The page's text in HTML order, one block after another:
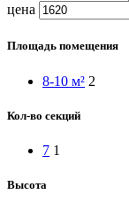
цена
Площадь помещения
8-10 м² 2
Кол-во секций
7 1
Высота